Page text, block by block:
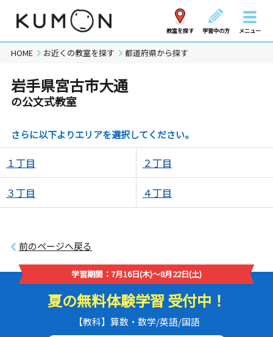
教室を探す 学習中の方 メニュー
HOME お近くの教室を探す 都道府県から探す
岩手県宮古市大通
の公文式教室
さらに以下よりエリアを選択してください。
１丁目 ２丁目
３丁目 ４丁目
前のページへ戻る
学習期間：7月16日(木)～8月22日(土)
夏の無料体験学習 受付中！
【教科】算数・数学/英語/国語